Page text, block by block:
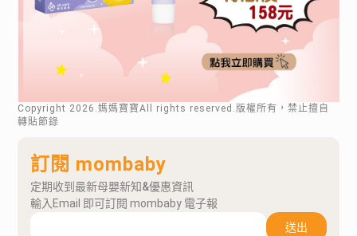
Copyright 2026 .媽媽寶寶All rights reserved.版權所有，禁止擅自
轉貼節錄
訂閱 mombaby
定期收到最新母嬰新知&優惠資訊
輸入Email 即可訂閱 mombaby 電子報
送出